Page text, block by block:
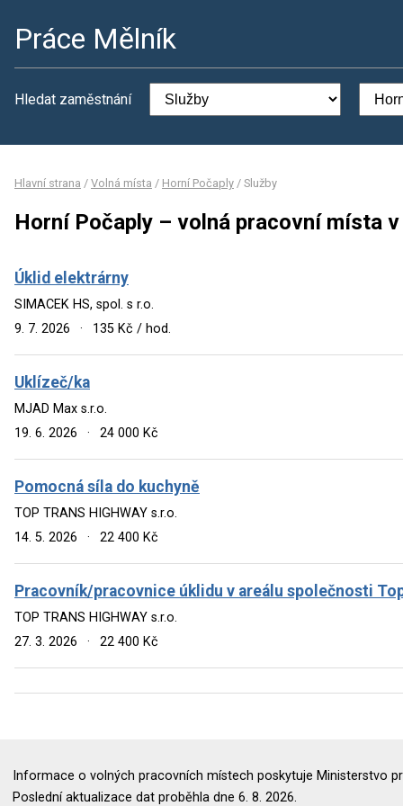
Práce Mělník
Hledat zaměstnání
Hlavní strana / Volná místa / Horní Počaply / Služby
Horní Počaply – volná pracovní místa
Úklid elektrárny
SIMACEK HS, spol. s r.o.
9. 7. 2026
· 135 Kč / hod.
Uklízeč/ka
MJAD Max s.r.o.
19. 6. 2026
· 24 000 Kč
Pomocná síla do kuchyně
TOP TRANS HIGHWAY s.r.o.
14. 5. 2026
· 22 400 Kč
Pracovník/pracovnice úklidu v areálu společnosti
TOP TRANS HIGHWAY s.r.o.
27. 3. 2026
· 22 400 Kč
Informace o volných pracovních místech poskytuje Ministerstvo
Poslední aktualizace dat proběhla dne 6. 8. 2026.